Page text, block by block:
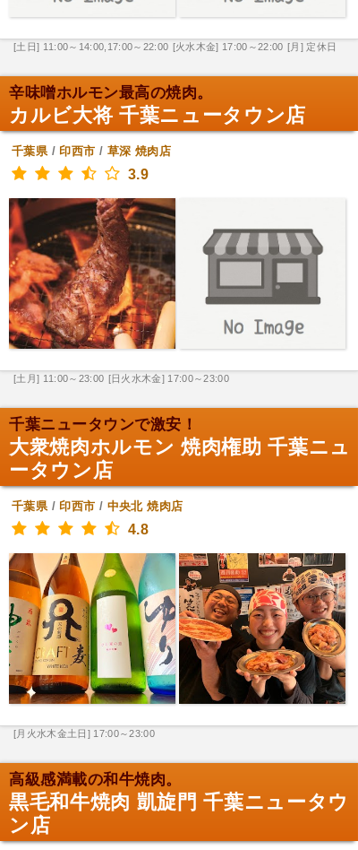
[土日] 11:00～14:00,17:00～22:00 [火水木金] 17:00～22:00 [月] 定休日
辛味噌ホルモン最高の焼肉。
カルビ大将 千葉ニュータウン店
千葉県/ 印西市 / 草深 焼肉店
3.9
[土月] 11:00～23:00 [日火水木金] 17:00～23:00
千葉ニュータウンで激安！
大衆焼肉ホルモン 焼肉権助 千葉ニュ
ータウン店
千葉県/ 印西市 / 中央北 焼肉店
4.8
[月火水木金土日] 17:00～23:00
高級感満載の和牛焼肉。
黒毛和牛焼肉 凱旋門 千葉ニュータウ
ン店